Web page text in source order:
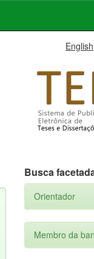
English
Busca
Orientador
Membro da